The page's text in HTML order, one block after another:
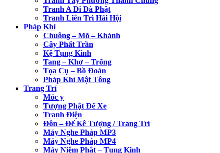
Tranh A Di Đà Phật
Tranh Liên Trì Hải Hội
Pháp Khí
Chuông – Mõ – Khánh
Cây Phất Trần
Kệ Tụng Kinh
Tang – Khơ – Trống
Tọa Cụ – Bồ Đoàn
Pháp Khí Mật Tông
Trang Trí
Móc y
Tượng Phật Để Xe
Tranh Điện
Đôn – Đế Kê Tượng / Trang Trí
Máy Nghe Pháp MP3
Máy Nghe Pháp MP4
Máy Niệm Phật – Tụng Kinh